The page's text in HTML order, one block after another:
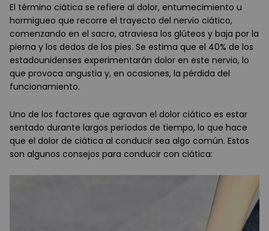
El término ciática se refiere al dolor, entumecimiento u
hormigueo que recorre el trayecto del nervio ciático,
comenzando en el sacro, atraviesa los glúteos y baja por la
pierna y los dedos de los pies. Se estima que el 40% de los
estadounidenses experimentarán dolor en este nervio, lo
que provoca angustia y, en ocasiones, la pérdida del
funcionamiento.
Uno de los factores que agravan el dolor ciático es estar
sentado durante largos períodos de tiempo, lo que hace
que el dolor de ciática al conducir sea algo común. Estos
son algunos consejos para conducir con ciática: